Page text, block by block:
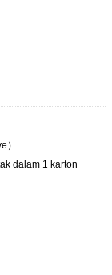
）
dalam 1 karton